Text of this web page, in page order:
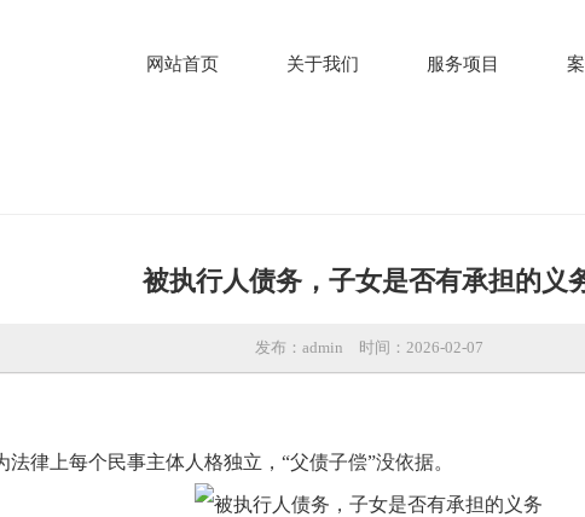
网站首页 关于我们 服务项目
被执行人债务，子女是否有承担的义
发布：admin 时间：2026-02-07
律上每个民事主体人格独立，“父债子偿”没依据。